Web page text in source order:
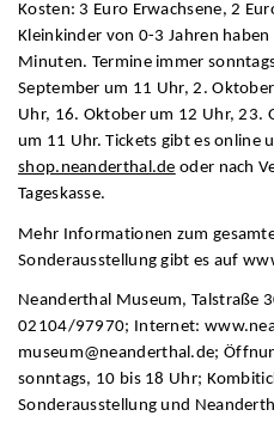
Kosten: 3 Euro Erwachsene, 2
Kleinkinder von 0-3 Jahren
Minuten. Termine immer
September um 11 Uhr, 2.
Uhr, 16. Oktober um 12 Uhr, 23.
um 11 Uhr. Tickets gibt es online
shop.neanderthal.de oder nach
Tageskasse.
Mehr Informationen zum
Sonderausstellung gibt es auf
Neanderthal Museum, Talstraße
02104/97970; Internet:
museum@neanderthal.de;
sonntags, 10 bis 18 Uhr;
Sonderausstellung und